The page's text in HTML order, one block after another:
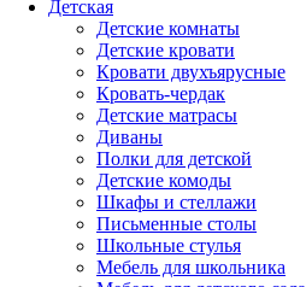
Детская
Детские комнаты
Детские кровати
Кровати двухъярусные
Кровать-чердак
Детские матрасы
Диваны
Полки для детской
Детские комоды
Шкафы и стеллажи
Письменные столы
Школьные стулья
Мебель для школьника